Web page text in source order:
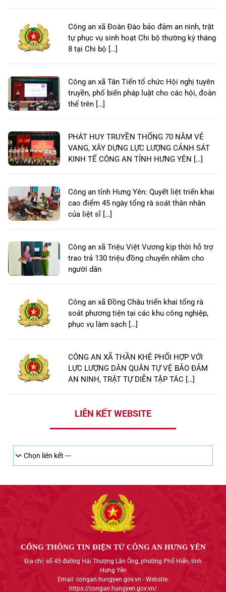
Công an xã Đoàn Đào bảo đảm an ninh, trật
tự phục vụ sinh hoạt Chi bộ thường kỳ tháng
8 tại Chi bộ […]
Công an xã Tân Tiến tổ chức Hội nghị tuyên
truyền, phổ biến pháp luật cho các hội, đoàn
thể trên […]
PHÁT HUY TRUYỀN THỐNG 70 NĂM VẺ
VANG, XÂY DỰNG LỰC LƯỢNG CẢNH SÁT
KINH TẾ CÔNG AN TỈNH HƯNG YÊN […]
Công an tỉnh Hưng Yên: Quyết liệt triển khai
cao điểm 45 ngày tổng rà soát thân nhân
của liệt sĩ […]
Công an xã Triệu Việt Vương kịp thời hỗ trợ
trao trả 130 triệu đồng chuyển nhầm cho
người dân
Công an xã Đồng Châu triển khai tổng rà
soát phương tiện tại các khu công nghiệp,
phục vụ làm sạch […]
CÔNG AN XÃ THẦN KHÊ PHỐI HỢP VỚI
LỰC LƯỢNG DÂN QUÂN TỰ VỆ BẢO ĐẢM
AN NINH, TRẬT TỰ DIỄN TẬP TÁC […]
LIÊN KẾT WEBSITE
CỔNG THÔNG TIN ĐIỆN TỬ CÔNG AN HƯNG YÊN
Địa chỉ: số 45 đường Hải Thượng Lãn Ông, phường Phố Hiến, tỉnh
Hưng Yên
Email: congan.hungyen.gov.vn - Website:
https://congan.hungyen.gov.vn/